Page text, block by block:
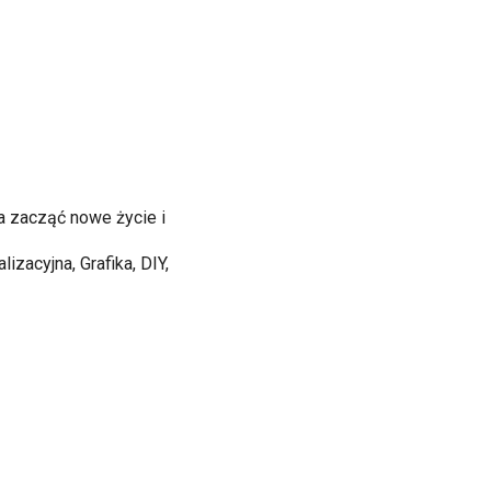
zacząć nowe życie i
Grafika, DIY,